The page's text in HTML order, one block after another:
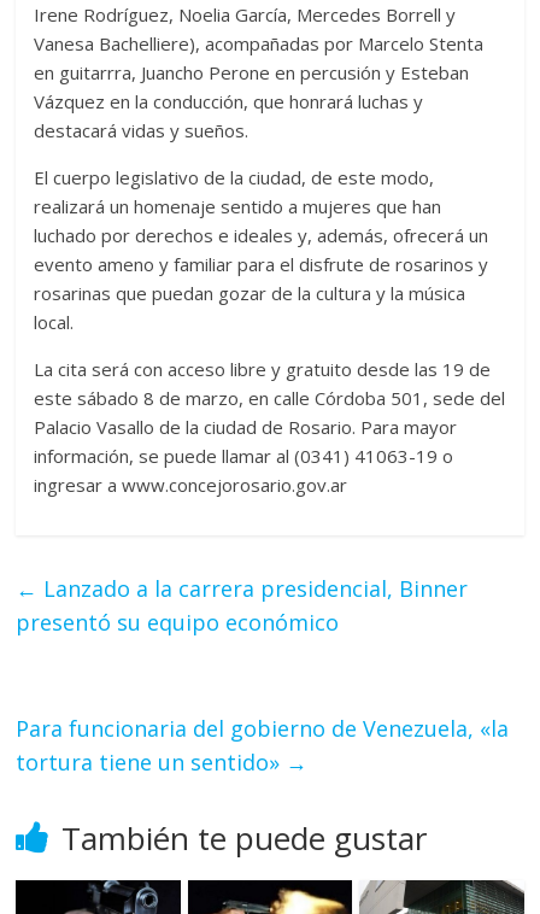
Irene Rodríguez, Noelia García, Mercedes Borrell y
Vanesa Bachelliere), acompañadas por Marcelo Stenta
en guitarrra, Juancho Perone en percusión y Esteban
Vázquez en la conducción, que honrará luchas y
destacará vidas y sueños.
El cuerpo legislativo de la ciudad, de este modo,
realizará un homenaje sentido a mujeres que han
luchado por derechos e ideales y, además, ofrecerá un
evento ameno y familiar para el disfrute de rosarinos y
rosarinas que puedan gozar de la cultura y la música
local.
La cita será con acceso libre y gratuito desde las 19 de
este sábado 8 de marzo, en calle Córdoba 501, sede del
Palacio Vasallo de la ciudad de Rosario. Para mayor
información, se puede llamar al (0341) 41063-19 o
ingresar a www.concejorosario.gov.ar
← Lanzado a la carrera presidencial, Binner
presentó su equipo económico
Para funcionaria del gobierno de Venezuela, «la
tortura tiene un sentido» →
También te puede gustar